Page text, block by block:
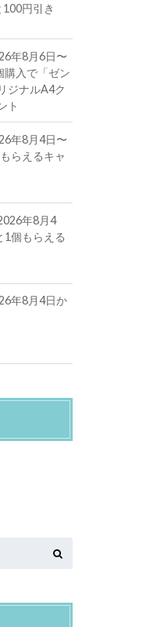
円引き
年8月6日〜
入で「ゼン
ジナルA4ク
ト
年8月4日〜
らえるキャ
年8月4
個もらえる
年8月4日か